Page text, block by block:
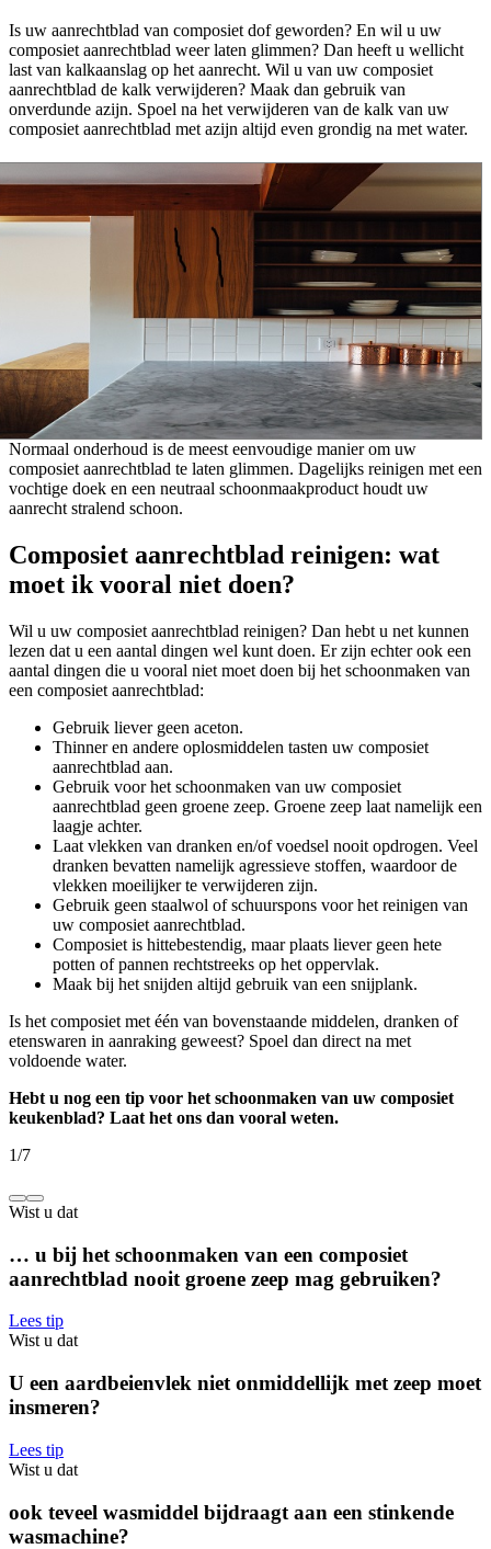
Is uw aanrechtblad van composiet dof geworden? En wil u uw
composiet aanrechtblad weer laten glimmen? Dan heeft u wellicht
last van kalkaanslag op het aanrecht. Wil u van uw composiet
aanrechtblad de kalk verwijderen? Maak dan gebruik van
onverdunde azijn. Spoel na het verwijderen van de kalk van uw
composiet aanrechtblad met azijn altijd even grondig na met water.
Normaal onderhoud is de meest eenvoudige manier om uw
composiet aanrechtblad te laten glimmen. Dagelijks reinigen met een
vochtige doek en een neutraal schoonmaakproduct houdt uw
aanrecht stralend schoon.
Composiet aanrechtblad reinigen: wat
moet ik vooral niet doen?
Wil u uw composiet aanrechtblad reinigen? Dan hebt u net kunnen
lezen dat u een aantal dingen wel kunt doen. Er zijn echter ook een
aantal dingen die u vooral niet moet doen bij het schoonmaken van
een composiet aanrechtblad:
Gebruik liever geen aceton.
Thinner en andere oplosmiddelen tasten uw composiet
aanrechtblad aan.
Gebruik voor het schoonmaken van uw composiet
aanrechtblad geen groene zeep. Groene zeep laat namelijk een
laagje achter.
Laat vlekken van dranken en/of voedsel nooit opdrogen. Veel
dranken bevatten namelijk agressieve stoffen, waardoor de
vlekken moeilijker te verwijderen zijn.
Gebruik geen staalwol of schuurspons voor het reinigen van
uw composiet aanrechtblad.
Composiet is hittebestendig, maar plaats liever geen hete
potten of pannen rechtstreeks op het oppervlak.
Maak bij het snijden altijd gebruik van een snijplank.
Is het composiet met één van bovenstaande middelen, dranken of
etenswaren in aanraking geweest? Spoel dan direct na met
voldoende water.
Hebt u nog een tip voor het schoonmaken van uw composiet
keukenblad? Laat het ons dan vooral weten.
1/7
Wist u dat
… u bij het schoonmaken van een composiet
aanrechtblad nooit groene zeep mag gebruiken?
Lees tip
Wist u dat
U een aardbeienvlek niet onmiddellijk met zeep moet
insmeren?
Lees tip
Wist u dat
ook teveel wasmiddel bijdraagt aan een stinkende
wasmachine?